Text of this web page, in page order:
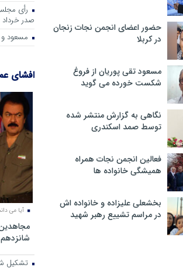
حضور اعضای انجمن نجات زنجان
در کربلا
مسعود تقی پوریان از فروغ
شکست خورده می گوید
نگاهی به گزارش منتشر شده
توسط صمد اسکندری
فعالین انجمن نجات همراه
همیشگی خانواده ها
بخشعلی علیزاده و خانواده اش
در مراسم تشییع رهبر شهید
رأی
صدر خرداد 1360
مسعود و
افشای
آیا می
شانزدهم
تشکیل